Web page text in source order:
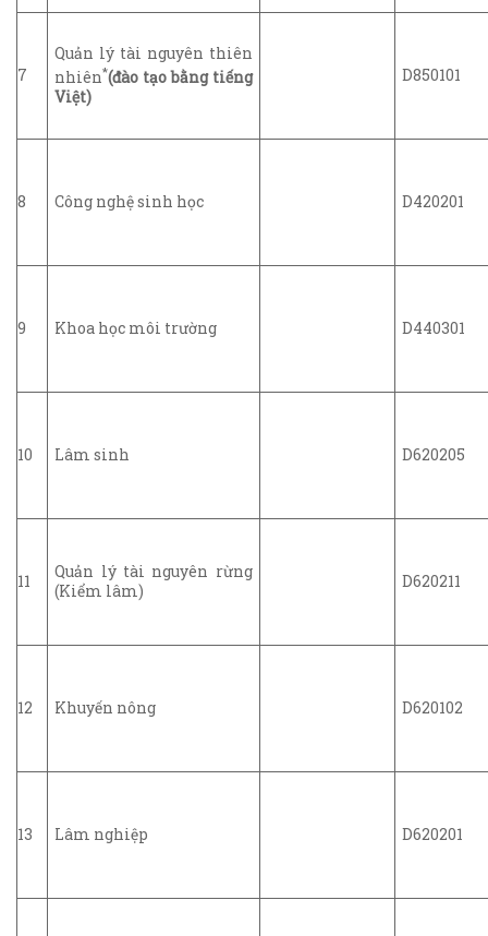
7
Quản lý tài nguyên thiên
nhiên*(đào tạo bằng tiếng
Việt)
D850101
8 Công nghệ sinh học D420201
9 Khoa học môi trường D440301
10 Lâm sinh D620205
11
Quản lý tài nguyên rừng
(Kiểm lâm)
D620211
12 Khuyến nông D620102
13 Lâm nghiệp D620201